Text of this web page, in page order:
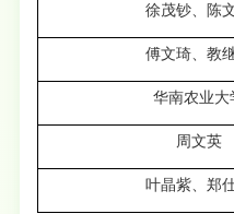
徐茂钞、陈
傅文琦、教
华南农业大
周文英
叶晶紫、郑